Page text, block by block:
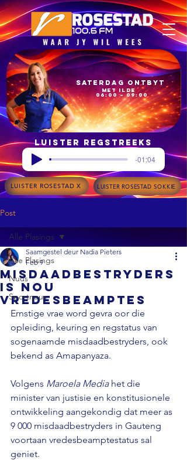
06:00 – 09:00
met Ilde
Saterdag Ontbyt
Luister regstreeks
-01:04
LUISTER ROSESTAD X LUISTER ROSESTAD SOKKIE
Post
Alle Plasings
Nuus
Sportnuus
Alle Plasings
Misdaadbestryders
is nou
vredesbeamptes
Saamgestel deur Nadia Pieters
Feb 9
Ernstige vrae word gevra oor die
opleiding, keuring en regstatus van
sogenaamde misdaadbestryders, ook
bekend as Amapanyaza.
Volgens Maroela Media het die
minister van justisie en konstitusionele
ontwikkeling aangekondig dat meer as
9 000 misdaadbestryders in Gauteng
voortaan vredesbeamptestatus sal
geniet.